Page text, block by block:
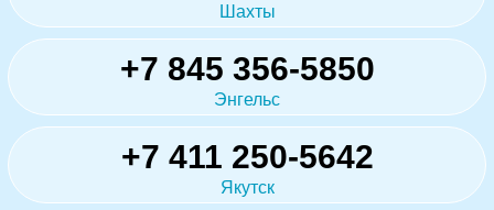
Шахты
+7 845 356-5850
Энгельс
+7 411 250-5642
Якутск